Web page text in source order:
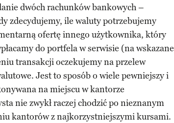
dwóch rachunków bankowych –
zdecydujemy, ile waluty potrzebujemy
ofertę innego użytkownika, który
do portfela w serwisie (na wskazane
transakcji oczekujemy na przelew
Jest to sposób o wiele pewniejszy i
na miejscu w kantorze
nie zwykł raczej chodzić po nieznanym
kantorów z najkorzystniejszymi kursami.